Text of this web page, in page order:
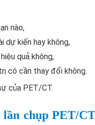
nào,
dự kiến hay không,
quả không,
có cần thay đổi không.
của PET/CT.
chụp PET/